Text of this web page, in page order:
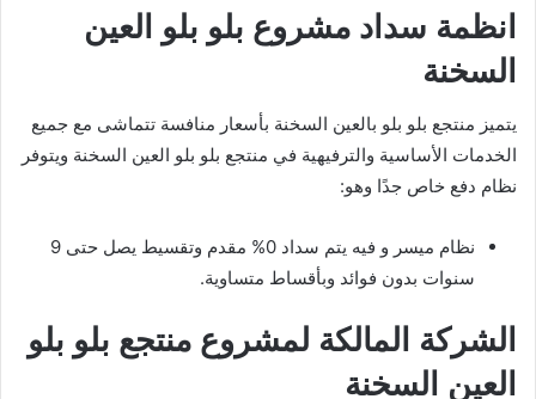
انظمة سداد مشروع بلو بلو العين
السخنة
يتميز منتجع بلو بلو بالعين السخنة بأسعار منافسة تتماشى مع جميع
الخدمات الأساسية والترفيهية في منتجع بلو بلو العين السخنة ويتوفر
نظام دفع خاص جدًا وهو:
نظام ميسر و فيه يتم سداد 0% مقدم وتقسيط يصل حتى 9
سنوات بدون فوائد وبأقساط متساوية.
الشركة المالكة لمشروع منتجع بلو بلو
العين السخنة